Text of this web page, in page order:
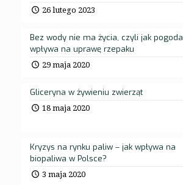
26 lutego 2023
Bez wody nie ma życia, czyli jak pogoda
wpływa na uprawę rzepaku
29 maja 2020
Gliceryna w żywieniu zwierząt
18 maja 2020
Kryzys na rynku paliw – jak wpływa na
biopaliwa w Polsce?
3 maja 2020